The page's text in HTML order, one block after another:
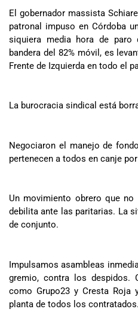
El gobernador massista
patronal impuso en Córdoba
siquiera media hora de paro
bandera del 82% móvil, es
Frente de Izquierda en todo el
La burocracia sindical está
Negociaron el manejo de
pertenecen a todos en canje
Un movimiento obrero que
debilita ante las paritarias. La
de conjunto.
Impulsamos asambleas
gremio, contra los despidos.
como Grupo23 y Cresta
planta de todos los contratados.